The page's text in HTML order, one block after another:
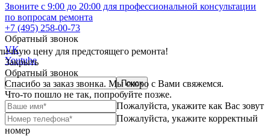
Звоните с 9:00 до 20:00 для профессиональной консультации
по вопросам ремонта
+7 (495) 258-00-73
Обратный звонок
VK
Youtube
цену для предстоящего ремонта!
Закрыть
Обратный звонок
Спасибо за заказ звонка. Мы скоро с Вами свяжемся.
Что-то пошло не так, попробуйте позже.
Пожалуйста, укажите как Вас зовут
Пожалуйста, укажите корректный
номер